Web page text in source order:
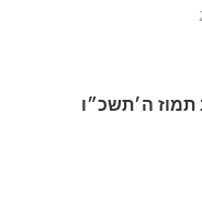
תמוז ה׳תשכ״ו